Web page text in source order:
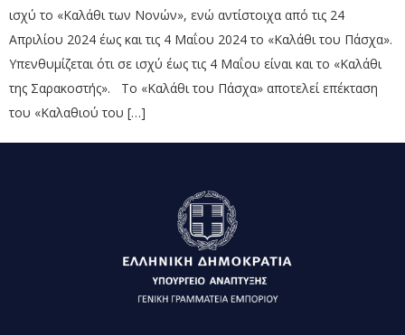
ισχύ το «Καλάθι των Νονών», ενώ αντίστοιχα από τις 24
Απριλίου 2024 έως και τις 4 Μαΐου 2024 το «Καλάθι του Πάσχα».
Υπενθυμίζεται ότι σε ισχύ έως τις 4 Μαΐου είναι και το «Καλάθι
της Σαρακοστής». Το «Καλάθι του Πάσχα» αποτελεί επέκταση
του «Καλαθιού του […]